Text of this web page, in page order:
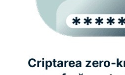
Criptarea zero-